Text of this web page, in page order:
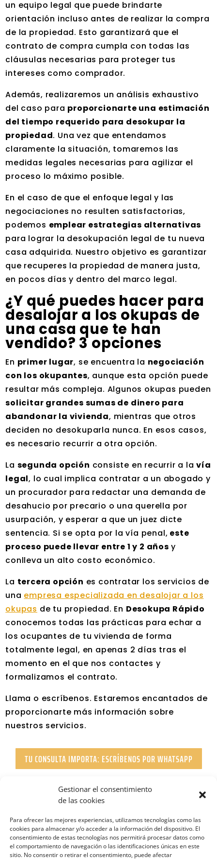
Gestionar el consentimiento
de las cookies
Para ofrecer las mejores experiencias, utilizamos tecnologías como las
cookies para almacenar y/o acceder a la información del dispositivo. El
consentimiento de estas tecnologías nos permitirá procesar datos como
el comportamiento de navegación o las identificaciones únicas en este
sitio. No consentir o retirar el consentimiento, puede afectar
un equipo legal que puede brindarte
orientación incluso antes de realizar la compra
de la propiedad. Esto garantizará que el
contrato de compra cumpla con todas las
cláusulas necesarias para proteger tus
intereses como comprador.
Además, realizaremos un análisis exhaustivo
del caso para proporcionarte una estimación
del tiempo requerido para desokupar la
propiedad. Una vez que entendamos
claramente la situación, tomaremos las
medidas legales necesarias para agilizar el
proceso lo máximo posible.
En el caso de que el enfoque legal y las
negociaciones no resulten satisfactorias,
podemos emplear estrategias alternativas
para lograr la desokupación legal de tu nueva
casa adquirida. Nuestro objetivo es garantizar
que recuperes la propiedad de manera justa,
en pocos días y dentro del marco legal.
¿Y qué puedes hacer para
desalojar a los okupas de
una casa que te han
vendido? 3 opciones
En primer lugar, se encuentra la negociación
con los okupantes, aunque esta opción puede
resultar más compleja. Algunos okupas pueden
solicitar grandes sumas de dinero para
abandonar la vivienda, mientras que otros
deciden no desokuparla nunca. En esos casos,
es necesario recurrir a otra opción.
La segunda opción consiste en recurrir a lavía
legal, lo cual implica contratar a un abogado y
un procurador para redactar una demanda de
desahucio por precario o una querella por
usurpación, y esperar a que un juez dicte
sentencia. Si se opta por la vía penal, este
proceso puede llevar entre 1 y 2 años y
conlleva un alto costo económico.
La tercera opción es contratar los servicios de
una empresa especializada en desalojar a los
okupas de tu propiedad. En Desokupa Rápido
conocemos todas las prácticas para echar a
los ocupantes de tu vivienda de forma
totalmente legal, en apenas 2 días tras el
momento en el que nos contactes y
formalizamos el contrato.
Llama o escríbenos. Estaremos encantados de
proporcionarte más información sobre
nuestros servicios.
TU CONSULTA IMPORTA: ESCRÍBENOS POR WHATSAPP